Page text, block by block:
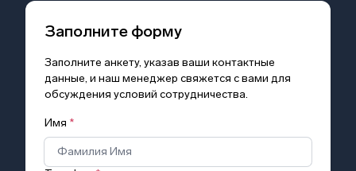
Заполните форму
Заполните анкету, указав ваши контактные
данные, и наш менеджер свяжется с вами для
обсуждения условий сотрудничества.
Имя *